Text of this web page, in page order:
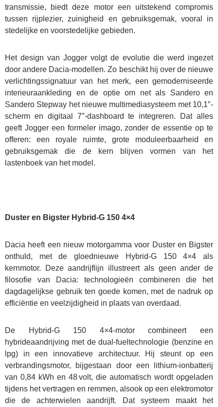
transmissie, biedt deze motor een uitstekend compromis
tussen rijplezier, zuinigheid en gebruiksgemak, vooral in
stedelijke en voorstedelijke gebieden.
Het design van Jogger volgt de evolutie die werd ingezet
door andere Dacia-modellen. Zo beschikt hij over de nieuwe
verlichtingssignatuur van het merk, een gemoderniseerde
interieuraankleding en de optie om net als Sandero en
Sandero Stepway het nieuwe multimediasysteem met 10,1″-
scherm en digitaal 7″-dashboard te integreren. Dat alles
geeft Jogger een formeler imago, zonder de essentie op te
offeren: een royale ruimte, grote moduleerbaarheid en
gebruiksgemak die de kern blijven vormen van het
lastenboek van het model.
Duster en Bigster Hybrid-G 150 4×4
Dacia heeft een nieuw motorgamma voor Duster en Bigster
onthuld, met de gloednieuwe Hybrid-G 150 4×4 als
kernmotor. Deze aandrijflijn illustreert als geen ander de
filosofie van Dacia: technologieën combineren die het
dagdagelijkse gebruik ten goede komen, met de nadruk op
efficiëntie en veelzijdigheid in plaats van overdaad.
De Hybrid-G 150 4×4-motor combineert een
hybrideaandrijving met de dual-fueltechnologie (benzine en
lpg) in een innovatieve architectuur. Hij steunt op een
verbrandingsmotor, bijgestaan door een lithium-ionbatterij
van 0,84 kWh en 48 volt, die automatisch wordt opgeladen
tijdens het vertragen en remmen, alsook op een elektromotor
die de achterwielen aandrijft. Dat systeem maakt het